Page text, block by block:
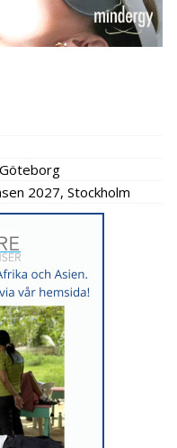
2027, Stockholm